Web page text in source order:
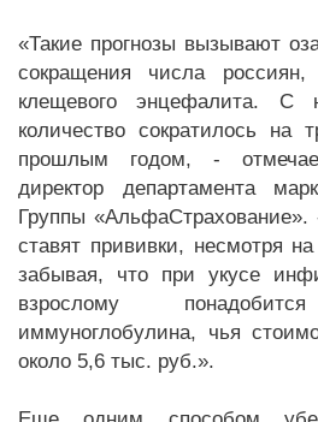
«Такие прогнозы вызывают
сокращения числа
клещевого энцефалита. С
количество сократилось на
прошлым годом, -
директор департамента
Группы «АльфаСтрахование».
ставят прививки, несмотря
забывая, что при укусе
взрослому
иммуноглобулина, чья
около 5,6 тыс. руб.».